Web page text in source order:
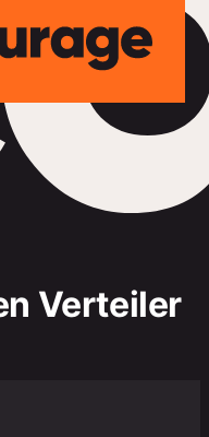
Verteiler